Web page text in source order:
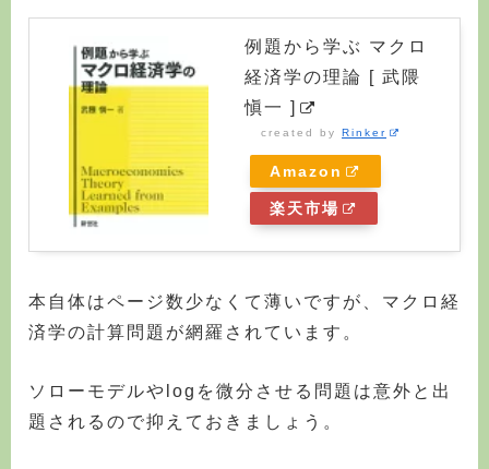
例題から学ぶ マクロ
経済学の理論 [ 武隈
愼一 ]
created by Rinker
Amazon
楽天市場
本自体はページ数少なくて薄いですが、マクロ経
済学の計算問題が網羅されています。
ソローモデルやlogを微分させる問題は意外と出
題されるので抑えておきましょう。